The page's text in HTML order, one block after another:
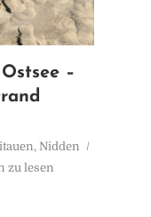
–
, Nidden
zu lesen